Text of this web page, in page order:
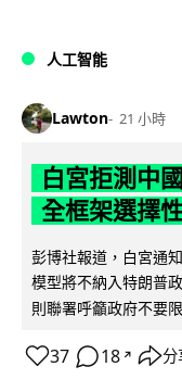
人工智能
Lawton 21 小時
白宮拒測中
全框架選擇
彭博社報道，白宮通
模型將不納入特朗普
則聯署呼籲政府不要
37 18 ↗ 分